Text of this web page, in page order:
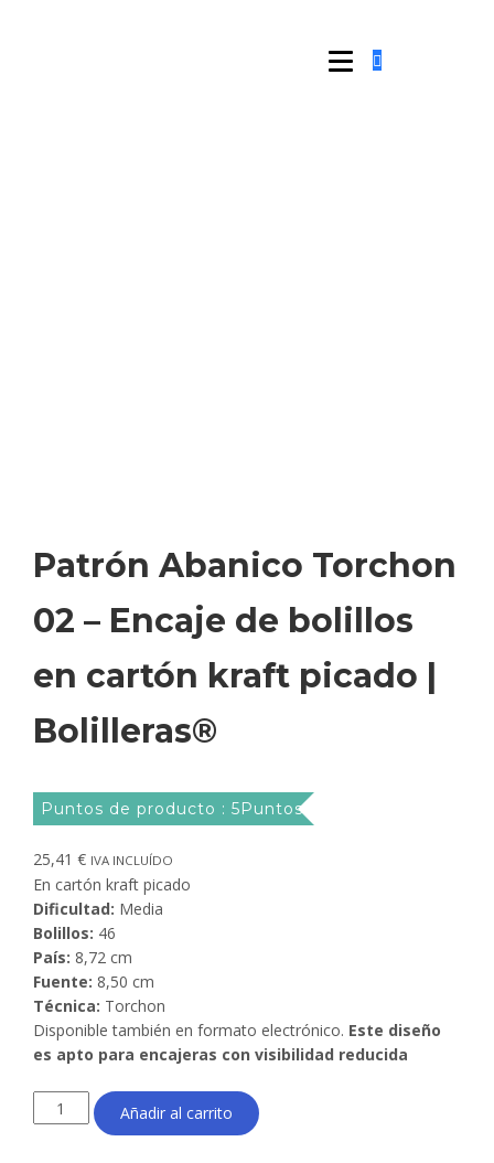
Patrón Abanico Torchon
02 – Encaje de bolillos
en cartón kraft picado |
Bolilleras®
Puntos de producto : 5Puntos
25,41 € IVA INCLUÍDO
En cartón kraft picado
Dificultad: Media
Bolillos: 46
País: 8,72 cm
Fuente: 8,50 cm
Técnica: Torchon
Disponible también en formato electrónico. Este diseño
es apto para encajeras con visibilidad reducida
Patrón
Abanico
Añadir al carrito